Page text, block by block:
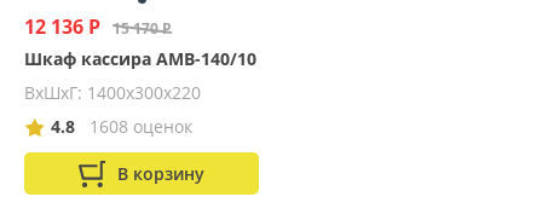
12 136 Р 15 170 Р
Шкаф кассира AMB-140/10
ВхШхГ: 1400х300х220
4.8
1608 оценок
В корзину